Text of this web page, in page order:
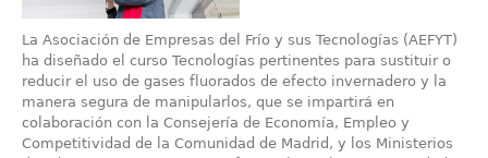
La Asociación de Empresas del Frío y sus Tecnologías (AEFYT)
ha diseñado el curso Tecnologías pertinentes para sustituir o
reducir el uso de gases fluorados de efecto invernadero y la
manera segura de manipularlos, que se impartirá en
colaboración con la Consejería de Economía, Empleo y
Competitividad de la Comunidad de Madrid, y los Ministerios